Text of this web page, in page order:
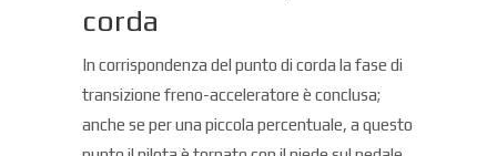
corda
In corrispondenza del punto di corda la fase di
transizione freno-acceleratore è conclusa;
anche se per una piccola percentuale, a questo